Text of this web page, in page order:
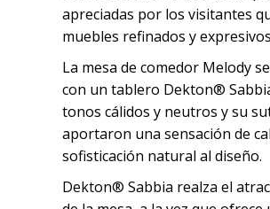
apreciadas por los visitantes
muebles refinados y
La mesa de comedor Melody
con un tablero Dekton®
tonos cálidos y neutros y su
aportaron una sensación de
sofisticación natural al diseño.
Dekton® Sabbia realza el